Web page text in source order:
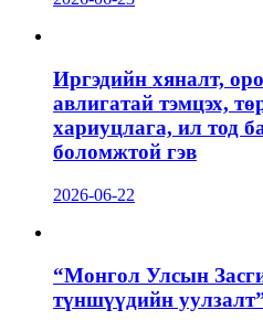
Иргэдийн хяналт,
авлигатай тэмцэх,
хариуцлага, ил тод
боломжтой гэв
2026-06-22
“Монгол Улсын
түншүүдийн